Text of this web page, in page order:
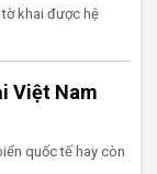
tờ khai được hệ
Việt Nam
quốc tế hay còn